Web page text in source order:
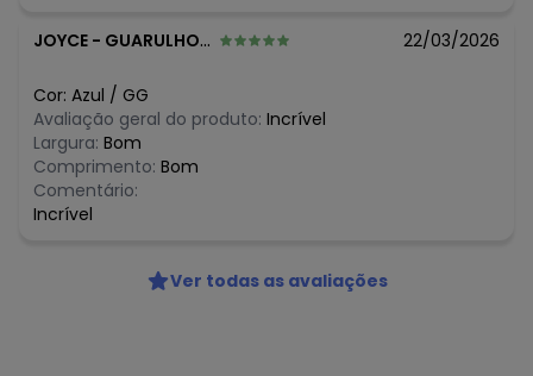
JOYCE - GUARULHOS - SP 22/03/2026
Cor: Azul / GG
Avaliação geral do produto: Incrível
Largura: Bom
Comprimento: Bom
Comentário:
Incrível
Ver todas as avaliações